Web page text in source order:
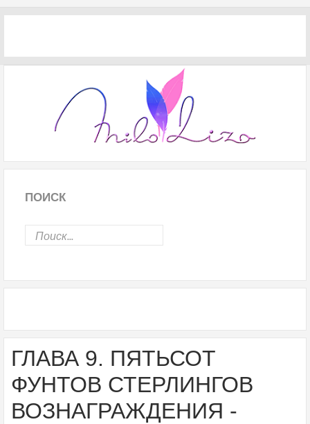
ПОИСК
ГЛАВА 9. ПЯТЬСОТ
ФУНТОВ СТЕРЛИНГОВ
ВОЗНАГРАЖДЕНИЯ -